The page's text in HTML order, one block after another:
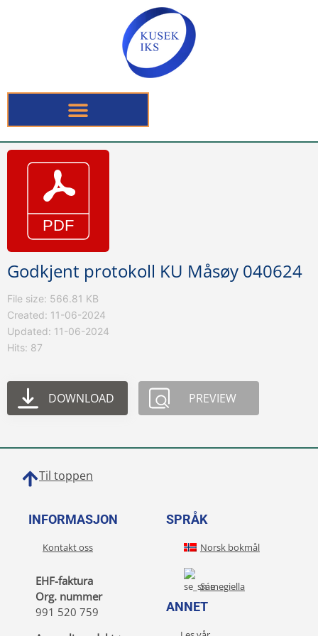
Godkjent protokoll KU Måsøy 040624
File size: 566.81 KB
Created: 11-06-2024
Updated: 11-06-2024
Hits: 87
DOWNLOAD PREVIEW
Til toppen
INFORMASJON
Kontakt oss
EHF-faktura
Org. nummer
991 520 759
SPRÅK
Norsk bokmål
Sámegiella
ANNET